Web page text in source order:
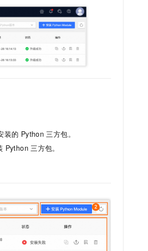
装的 Python 三方包。
Python 三方包。
型原生应用
实软件的智能体编程平台
助，Bolt.diy 一步搞定创意建站
通过自然语言交互简化开发流程,全栈开发支持
服
承接线索、识别商机，让客服更高效、服务更出色。
小程序
系统